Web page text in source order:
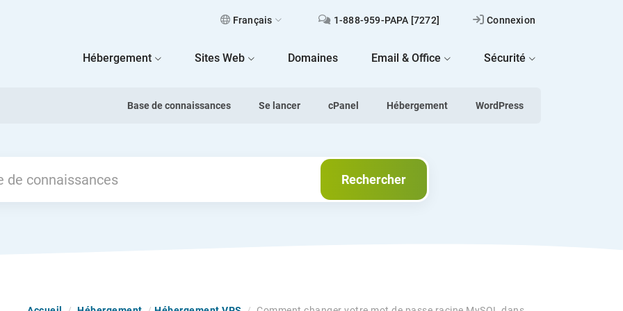
Français 1-888-959-PAPA [7272] Connexion
Hébergement Sites Web Domaines Email & Office Sécurité
Base de connaissances Se lancer cPanel Hébergement WordPress
Rechercher
Rechercher